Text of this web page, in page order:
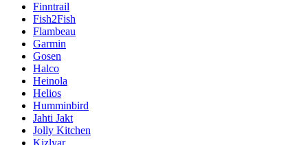
Finntrail
Fish2Fish
Flambeau
Garmin
Gosen
Halco
Heinola
Helios
Humminbird
Jahti Jakt
Jolly Kitchen
Kizlyar